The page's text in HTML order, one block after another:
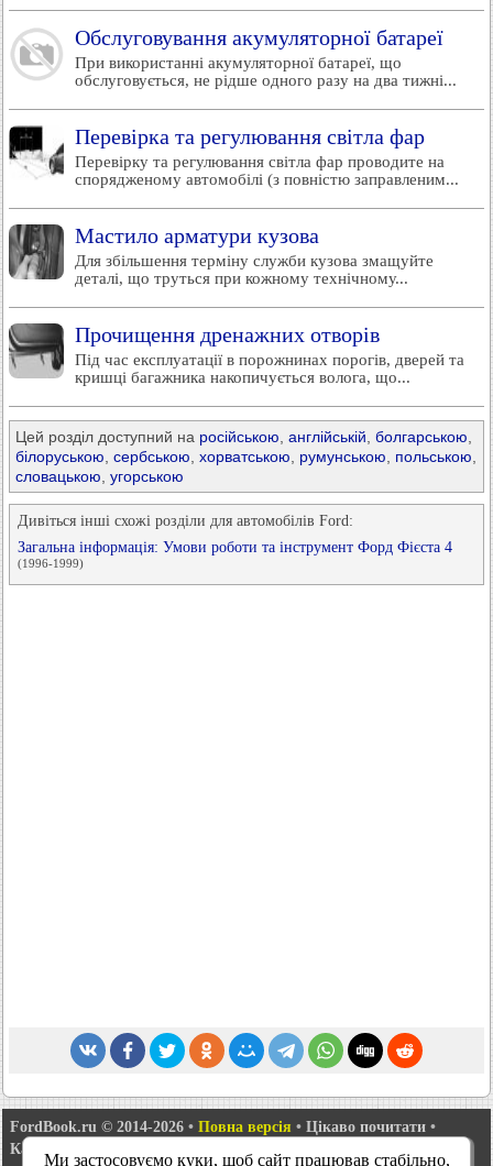
Обслуговування акумуляторної батареї
При використанні акумуляторної батареї, що
обслуговується, не рідше одного разу на два тижні...
Перевірка та регулювання світла фар
Перевірку та регулювання світла фар проводите на
спорядженому автомобілі (з повністю заправленим...
Мастило арматури кузова
Для збільшення терміну служби кузова змащуйте
деталі, що труться при кожному технічному...
Прочищення дренажних отворів
Під час експлуатації в порожнинах порогів, дверей та
кришці багажника накопичується волога, що...
Цей розділ доступний на російською англійській болгарською
білоруською сербською хорватською румунською польською
словацькою угорською
Дивіться інші схожі розділи для автомобілів Ford:
Загальна інформація: Умови роботи та інструмент Форд Фієста 4
(1996-1999)
FordBook.ru © 2014-2026 • Повна версія • Цікаво почитати •
Карта сайту
Ми застосовуємо куки, щоб сайт працював стабільно,